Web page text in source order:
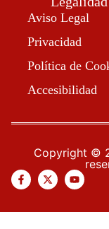
Aviso Legal
Privacidad
Política de
Accesibilidad
Copyright ©